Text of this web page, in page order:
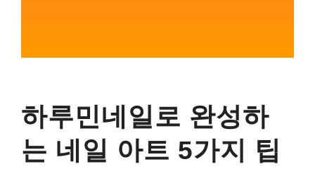
하루민네일로 완성하
는 네일 아트 5가지 팁